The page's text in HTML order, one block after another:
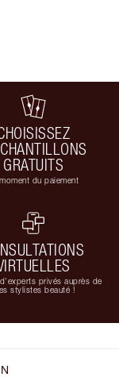
GRATUITS
du paiement
privés auprès de
stylistes beauté !